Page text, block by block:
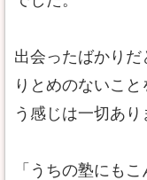
出会ったばかりだ
りとめのないこ
う感じは一切あ
「うちの塾にも